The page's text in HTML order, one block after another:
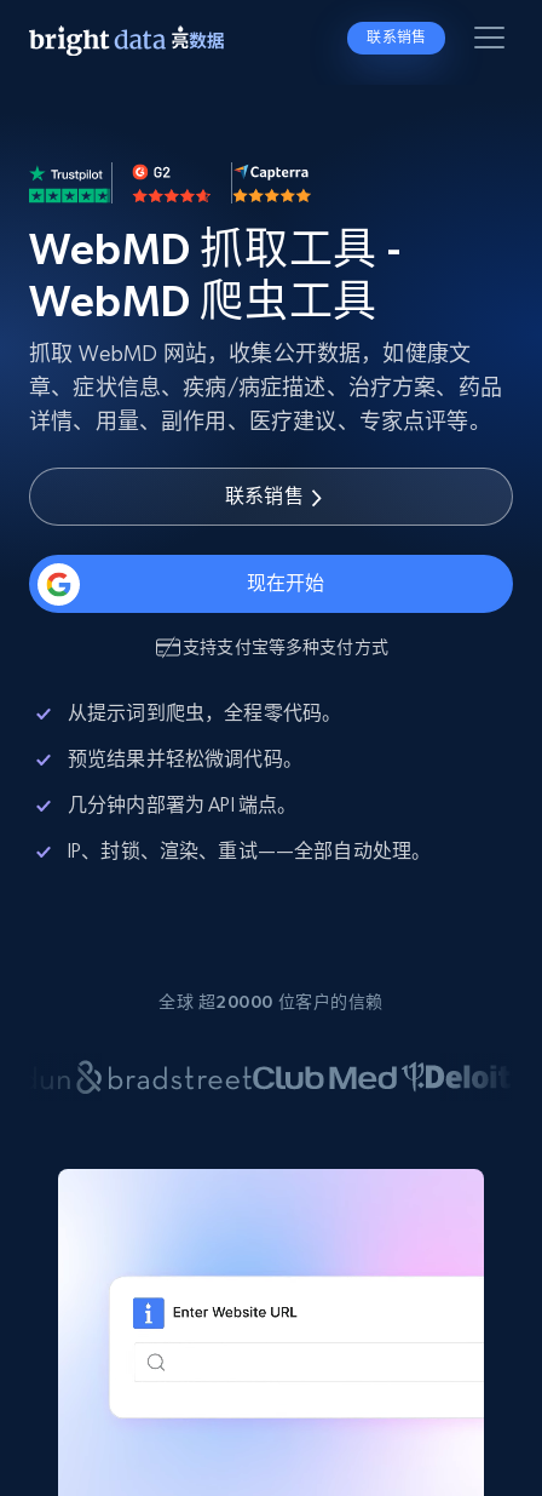
联系销售
WebMD 抓取工具 -
WebMD 爬虫工具
抓取 WebMD 网站，收集公开数据，如健康文
章、症状信息、疾病/病症描述、治疗方案、药品
详情、用量、副作用、医疗建议、专家点评等。
联系销售
现在开始
支持支付宝等多种支付方式
从提示词到爬虫，全程零代码。
预览结果并轻松微调代码。
几分钟内部署为 API 端点。
IP、封锁、渲染、重试——全部自动处理。
全球 超20000 位客户的信赖